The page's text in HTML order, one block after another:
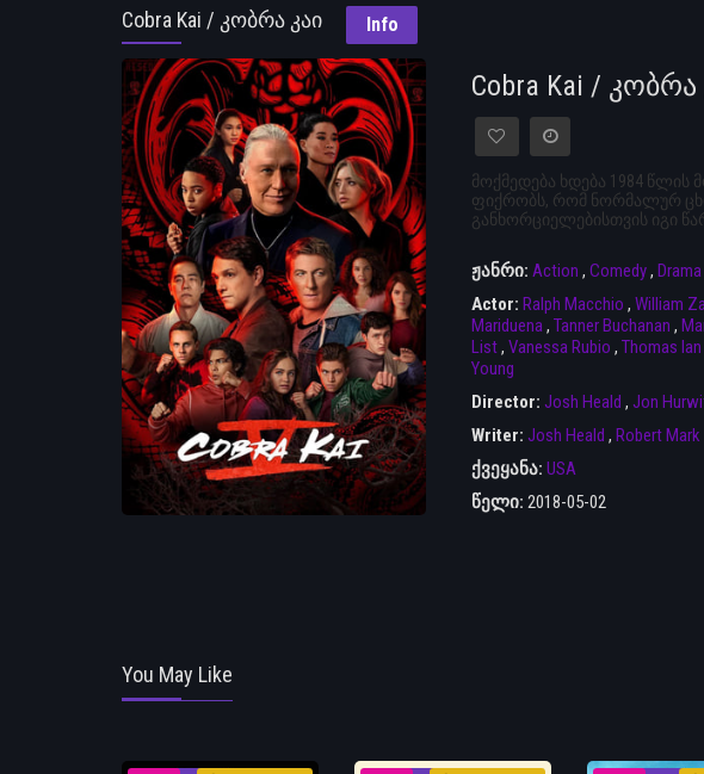
Cobra Kai / კობრა კაი Info
Cobra Kai / კობრა
მოქმედება ხდება 1984
ფიქრობს, რომ ნორმალურ
განხორციელებისთვის იგი
ჟანრი: Action , Comedy, Drama
Actor: Ralph Macchio , William
Mariduena, Tanner Buchanan ,
List, Vanessa Rubio , Thomas
Young
Director: Josh Heald , Jon
Writer: Josh Heald , Robert Mark
ქვეყანა: USA
წელი: 2018-05-02
You May Like